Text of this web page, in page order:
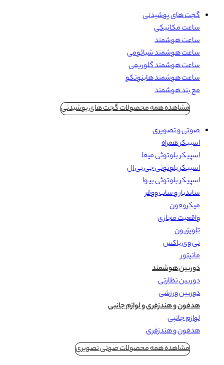
گجت های پوشیدنی
ساعت مکانیکی
ساعت هوشمند
ساعت هوشمند شیائومی
ساعت هوشمند گلوریمی
ساعت هوشمند هاینوتکو
مچ بند هوشمند
مشاهده همه محصولات گجت های پوشیدنی
صوتی و تصویری
اسپیکر همراه
اسپیکر بلوتوثی میفا
اسپیکر بلوتوثی جی بی ال
اسپیکر بلوتوثی بیوا
ساندبار و ساب ووفر
میکروفون
واقعیت مجازی
تلویزیون
تی وی باکس
مانیتور
دوربین هوشمند
دوربین نظارتی
دوربین ورزشی
هدفون و هندزفری و لوازم جانبی
لوازم جانبی
هدفون و هندزفری
مشاهده همه محصولات صوتی تصویری